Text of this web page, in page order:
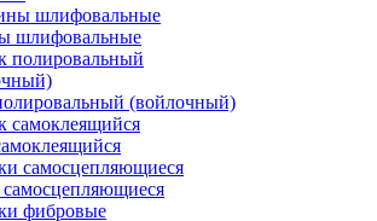
шлифовальные
(войлочный)